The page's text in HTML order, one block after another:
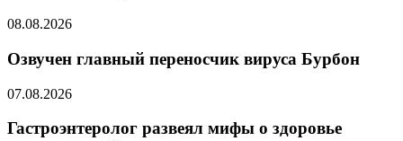
08.08.2026
Озвучен главный переносчик вируса Бурбон
07.08.2026
Гастроэнтеролог развеял мифы о здоровье